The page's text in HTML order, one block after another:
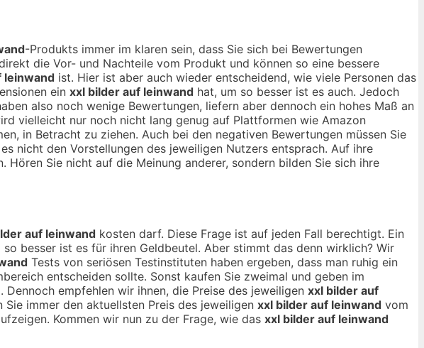
-Produkts immer im klaren sein, dass Sie sich bei Bewertungen
die Vor- und Nachteile vom Produkt und können so eine bessere
leinwand ist. Hier ist aber auch wieder entscheidend, wie viele Personen das
ein xxl bilder auf leinwand hat, um so besser ist es auch. Jedoch
also noch wenige Bewertungen, liefern aber dennoch ein hohes Maß an
vielleicht nur noch nicht lang genug auf Plattformen wie Amazon
in Betracht zu ziehen. Auch bei den negativen Bewertungen müssen Sie
nicht den Vorstellungen des jeweiligen Nutzers entsprach. Auf ihre
Sie nicht auf die Meinung anderer, sondern bilden Sie sich ihre
auf leinwand kosten darf. Diese Frage ist auf jeden Fall berechtigt. Ein
besser ist es für ihren Geldbeutel. Aber stimmt das denn wirklich? Wir
Tests von seriösen Testinstituten haben ergeben, dass man ruhig ein
entscheiden sollte. Sonst kaufen Sie zweimal und geben im
Dennoch empfehlen wir ihnen, die Preise des jeweiligen xxl bilder auf
immer den aktuellsten Preis des jeweiligen xxl bilder auf leinwand vom
Kommen wir nun zu der Frage, wie das xxl bilder auf leinwand